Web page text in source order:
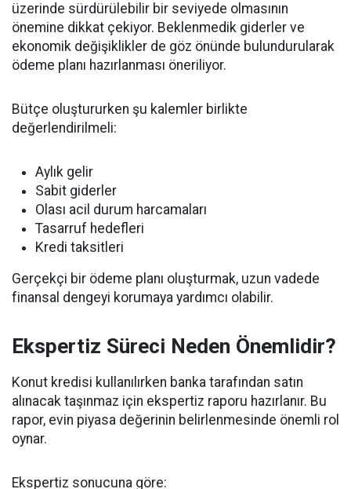
üzerinde sürdürülebilir bir seviyede olmasının
önemine dikkat çekiyor. Beklenmedik giderler ve
ekonomik değişiklikler de göz önünde bulundurularak
ödeme planı hazırlanması öneriliyor.
Bütçe oluştururken şu kalemler birlikte
değerlendirilmeli:
Aylık gelir
Sabit giderler
Olası acil durum harcamaları
Tasarruf hedefleri
Kredi taksitleri
Gerçekçi bir ödeme planı oluşturmak, uzun vadede
finansal dengeyi korumaya yardımcı olabilir.
Ekspertiz Süreci Neden Önemlidir?
Konut kredisi kullanılırken banka tarafından satın
alınacak taşınmaz için ekspertiz raporu hazırlanır. Bu
rapor, evin piyasa değerinin belirlenmesinde önemli rol
oynar.
Ekspertiz sonucuna göre: